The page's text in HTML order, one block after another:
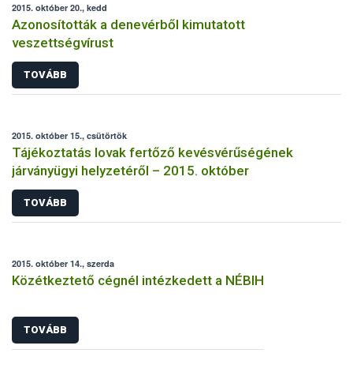
2015. október 20., kedd
Azonosították a denevérből kimutatott
veszettségvírust
TOVÁBB
2015. október 15., csütörtök
Tájékoztatás lovak fertőző kevésvérűségének
járványügyi helyzetéről – 2015. október
TOVÁBB
2015. október 14., szerda
Közétkeztető cégnél intézkedett a NÉBIH
TOVÁBB